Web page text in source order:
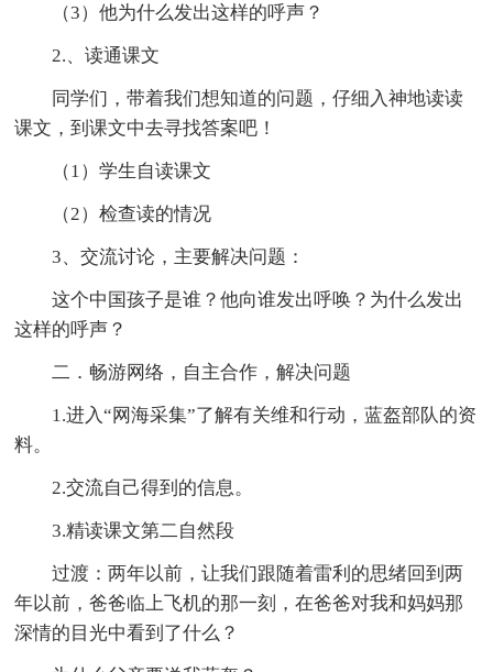
（3）他为什么发出这样的呼声？
2.、读通课文
同学们，带着我们想知道的问题，仔细入神地读读
课文，到课文中去寻找答案吧！
（1）学生自读课文
（2）检查读的情况
3、交流讨论，主要解决问题：
这个中国孩子是谁？他向谁发出呼唤？为什么发出
这样的呼声？
二．畅游网络，自主合作，解决问题
1.进入“网海采集”了解有关维和行动，蓝盔部队的资
料。
2.交流自己得到的信息。
3.精读课文第二自然段
过渡：两年以前，让我们跟随着雷利的思绪回到两
年以前，爸爸临上飞机的那一刻，在爸爸对我和妈妈那
深情的目光中看到了什么？